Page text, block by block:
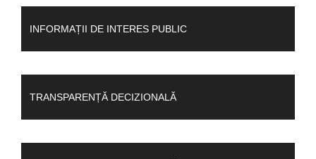
INFORMAȚII DE INTERES PUBLIC
TRANSPARENȚĂ DECIZIONALĂ